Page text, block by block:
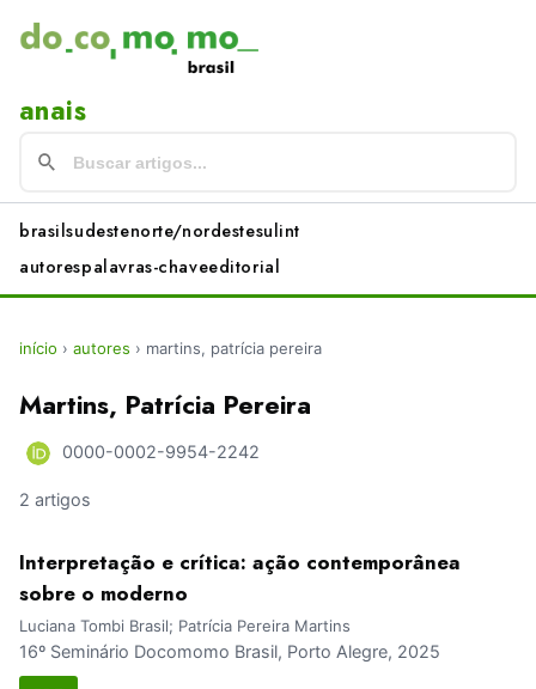
anais
brasilsudestenorte/nordestesulint
autorespalavras-chaveeditorial
início › autores › martins, patrícia pereira
Martins, Patrícia Pereira
0000-0002-9954-2242
2 artigos
Interpretação e crítica: ação contemporânea
sobre o moderno
Luciana Tombi Brasil; Patrícia Pereira Martins
16º Seminário Docomomo Brasil, Porto Alegre, 2025